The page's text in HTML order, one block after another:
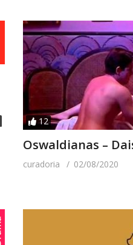
12
Oswaldianas –
curadoria 02/08/2020